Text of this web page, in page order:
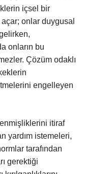
içsel bir
onlar duygusal
onların bu
Çözüm odaklı
engelleyen
itiraf
yardım istemeleri,
tarafından
gerektiği